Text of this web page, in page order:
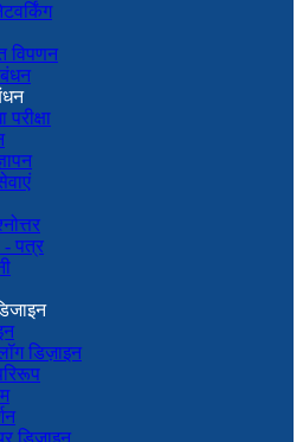
विपणन
- पत्र
डिज़ाइन
डिजाइन